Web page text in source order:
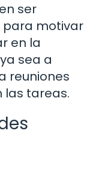
ser
para motivar
en la
sea a
reuniones
las tareas.